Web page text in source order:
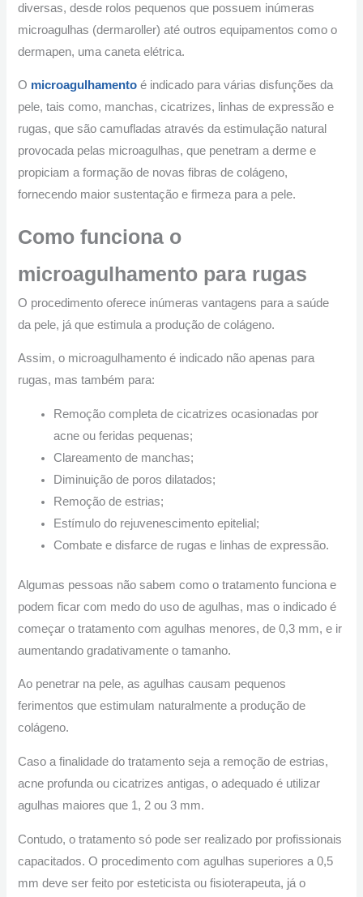
diversas, desde rolos pequenos que possuem inúmeras
microagulhas (dermaroller) até outros equipamentos como o
dermapen, uma caneta elétrica.
O microagulhamento é indicado para várias disfunções da
pele, tais como, manchas, cicatrizes, linhas de expressão e
rugas, que são camufladas através da estimulação natural
provocada pelas microagulhas, que penetram a derme e
propiciam a formação de novas fibras de colágeno,
fornecendo maior sustentação e firmeza para a pele.
Como funciona o
microagulhamento para rugas
O procedimento oferece inúmeras vantagens para a saúde
da pele, já que estimula a produção de colágeno.
Assim, o microagulhamento é indicado não apenas para
rugas, mas também para:
Remoção completa de cicatrizes ocasionadas por
acne ou feridas pequenas;
Clareamento de manchas;
Diminuição de poros dilatados;
Remoção de estrias;
Estímulo do rejuvenescimento epitelial;
Combate e disfarce de rugas e linhas de expressão.
Algumas pessoas não sabem como o tratamento funciona e
podem ficar com medo do uso de agulhas, mas o indicado é
começar o tratamento com agulhas menores, de 0,3 mm, e ir
aumentando gradativamente o tamanho.
Ao penetrar na pele, as agulhas causam pequenos
ferimentos que estimulam naturalmente a produção de
colágeno.
Caso a finalidade do tratamento seja a remoção de estrias,
acne profunda ou cicatrizes antigas, o adequado é utilizar
agulhas maiores que 1, 2 ou 3 mm.
Contudo, o tratamento só pode ser realizado por profissionais
capacitados. O procedimento com agulhas superiores a 0,5
mm deve ser feito por esteticista ou fisioterapeuta, já o